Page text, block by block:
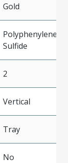
Gold
Polyphenylene
Sulfide
2
Vertical
Tray
No